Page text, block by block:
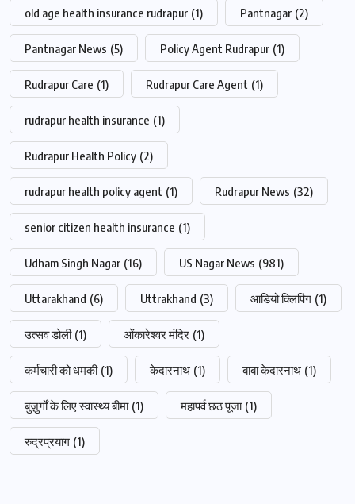
old age health insurance rudrapur (1) Pantnagar (2)
Pantnagar News (5) Policy Agent Rudrapur (1)
Rudrapur Care (1) Rudrapur Care Agent (1)
rudrapur health insurance (1)
Rudrapur Health Policy (2)
rudrapur health policy agent (1) Rudrapur News (32)
senior citizen health insurance (1)
Udham Singh Nagar (16) US Nagar News (981)
Uttarakhand (6) Uttrakhand (3) आडियो क्लिपिंग (1)
उत्सव डोली (1) ओंकारेश्वर मंदिर (1)
कर्मचारी को धमकी (1) केदारनाथ (1) बाबा केदारनाथ (1)
बुज़ुर्गों के लिए स्वास्थ्य बीमा (1) महापर्व छठ पूजा (1)
रुद्रप्रयाग (1)